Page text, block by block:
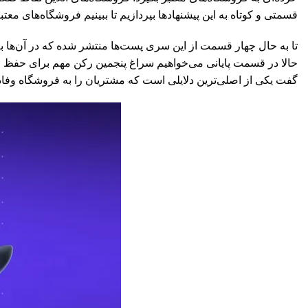
قسمتی و کوتاه به این پیشنهادها بپردازیم تا ببینیم فروشگاه‌های
تا به حال چهار قسمت از این سری پست‌ها منتشر شده که در آن‌ها
حالا در قسمت پایانی می‌خواهیم سراغ پنجمین رکن مهم برای حفظ
گفت یکی از اصلی‌ترین دلایلی است که مشتریان را به فروشگاه